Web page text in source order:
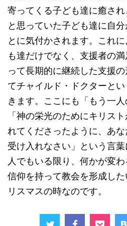
寄ってくる子ども達に癒さ
と思っていた子ども達に自
とに気付かされます。これ
も達だけでなく、支援者の
って長期的に継続した支援
てチャイルド・ドクターと
きます。ここにも「もう一人
「神の栄光のためにキリス
れてくださったように、あ
受け入れなさい」という言
人でもいる限り、何かが変
信仰を持って教会を形成し
リスマスの時なのです。